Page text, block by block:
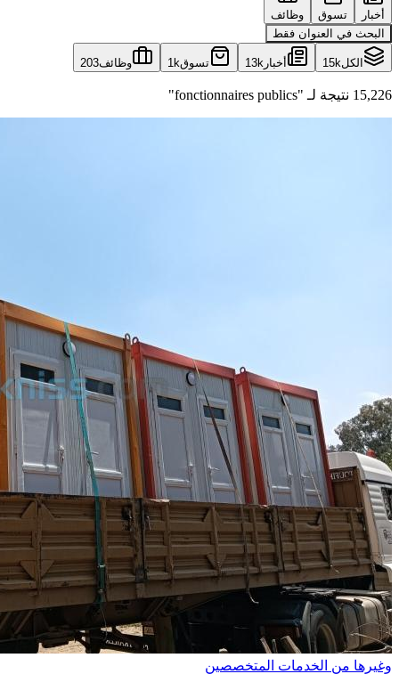
أخبار تسوق
وظائف
البحث في العنوان فقط
الكل15k أخبار 13k تسوق1k وظائف203
15,226 نتيجة لـ "fonctionnaires publics"
وغيرها من الخدمات المتخصصين